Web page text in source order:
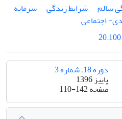
سالم شرایط زندگی
سرمایه
اجتماعی
دوره 18، شماره 3
پاییز 1396
صفحه110-142